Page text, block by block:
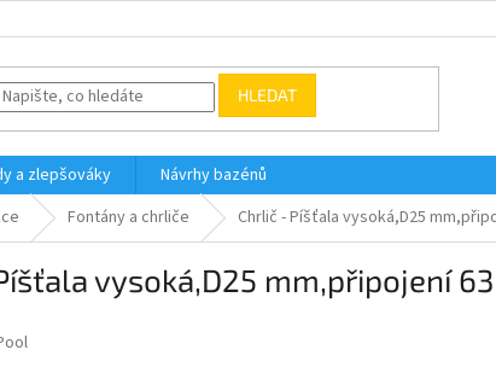
HLEDAT
a zlepšováky
Návrhy bazénů
Fontány a chrliče Chrlič - Píšťala vysoká,D25
vysoká,D25 mm,připojení